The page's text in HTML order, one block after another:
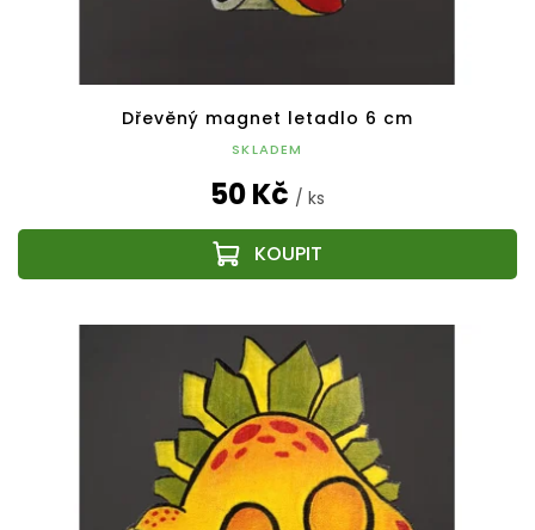
Dřevěný magnet letadlo 6 cm
SKLADEM
50 Kč / ks